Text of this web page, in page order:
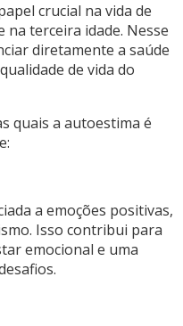
crucial na vida de
na terceira idade. Nesse
diretamente a saúde
de vida do
quais a autoestima é
a emoções positivas,
Isso contribui para
emocional e uma